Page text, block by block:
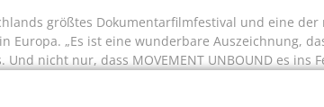
größtes Dokumentarfilmfestival und eine der
Europa. „Es ist eine wunderbare Auszeichnung,
Und nicht nur, dass MOVEMENT UNBOUND es ins
nominiert für den all inclusive Award für
beteiligt sind.